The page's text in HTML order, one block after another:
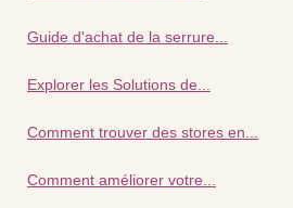
Guide d'achat de la serrure...
Explorer les Solutions de...
Comment trouver des stores en...
Comment améliorer votre...